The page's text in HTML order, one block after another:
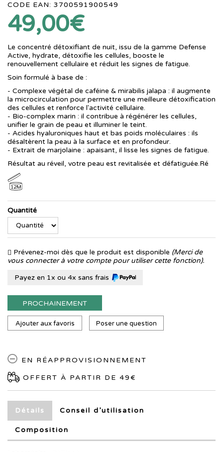
CODE EAN: 3700591900549
49,00€
Le concentré détoxifiant de nuit, issu de la gamme Defense
Active, hydrate, détoxifie les cellules, booste le
renouvellement cellulaire et réduit les signes de fatigue.
Soin formulé à base de :
- Complexe végétal de caféine & mirabilis jalapa : il augmente
la microcirculation pour permettre une meilleure détoxification
des cellules et renforce l'activité cellulaire.
- Bio-complex marin : il contribue à régénérer les cellules,
unifier le grain de peau et illuminer le teint.
- Acides hyaluroniques haut et bas poids moléculaires : ils
désaltèrent la peau à la surface et en profondeur.
- Extrait de marjolaine : apaisant, il lisse les signes de fatigue.
Résultat au réveil, votre peau est revitalisée et défatiguée.Ré
12M
Quantité
Prévenez-moi dès que le produit est disponible (Merci de
vous connecter à votre compte pour utiliser cette fonction).
Payez en 1x ou 4x sans frais
PROCHAINEMENT
Ajouter aux favoris Poser une question
EN RÉAPPROVISIONNEMENT
OFFERT À PARTIR DE 49€
Détails Conseil d’utilisation
Composition